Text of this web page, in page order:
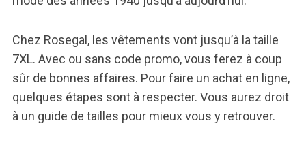
Chez Rosegal, les vêtements vont jusqu’à la taille
7XL. Avec ou sans code promo, vous ferez à coup
sûr de bonnes affaires. Pour faire un achat en ligne,
quelques étapes sont à respecter. Vous aurez droit
à un guide de tailles pour mieux vous y retrouver.